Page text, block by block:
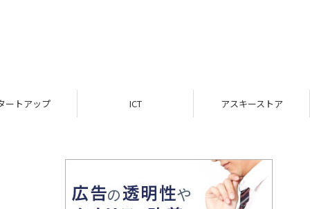
ICT アスキーストア インフォメーション